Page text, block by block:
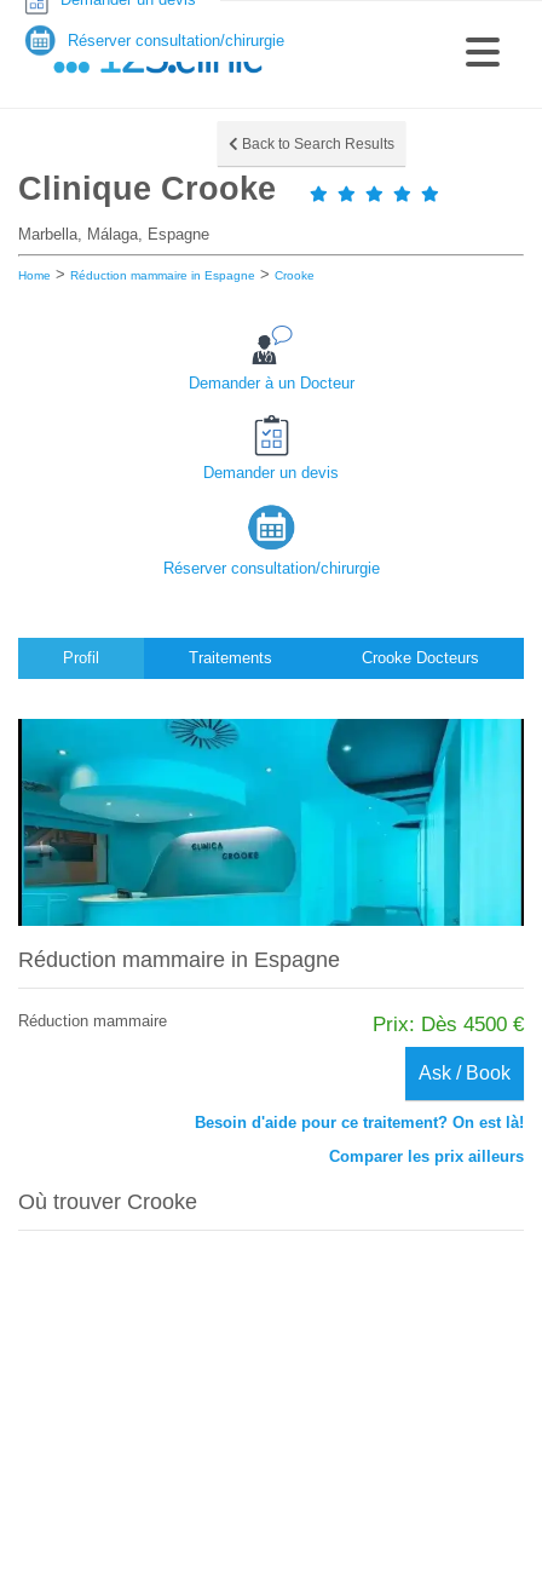
Back to Search Results
Clinique Crooke
Marbella, Málaga, Espagne
Home > Réduction mammaire in Espagne > Crooke
Demander à un Docteur
Demander un devis
Réserver consultation/chirurgie
Profil
Réduction mammaire in Espagne
Réduction mammaire Prix: Dès 4500 €
Ask / Book
Besoin d'aide pour ce traitement? On est là!
Comparer les prix ailleurs
Où trouver Crooke
Traitements Crooke Docteurs
Réserver consultation/chirurgie